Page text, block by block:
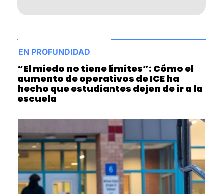
EN PROFUNDIDAD
“El miedo no tiene límites”: Cómo el
aumento de operativos de ICE ha
hecho que estudiantes dejen de ir a la
escuela